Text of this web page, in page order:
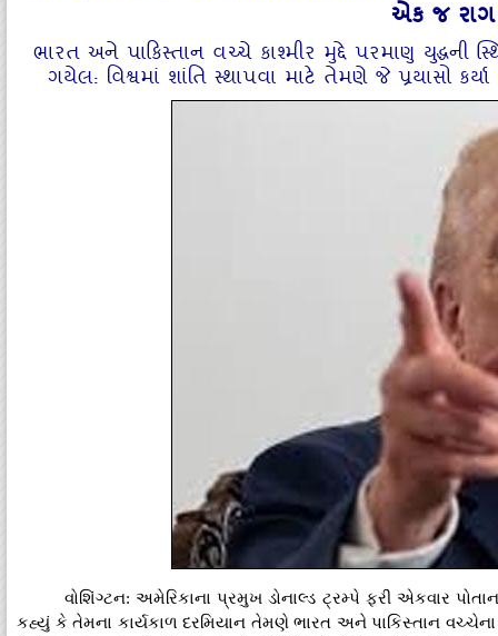
એક જ
ભારત અને પાકિસ્તાન વચ્ચે કાશ્મીર મુદ્દે પરમાણુ યુદ્ધની
ગયેલ: વિશ્વમાં શાંતિ સ્થાપવા માટે તેમણે જે પ્રયાસો
વોશિંગ્ટન: અમેરિકાના પ્રમુખ ડોનાલ્ડ ટ્રમ્પે ફરી એકવાર
કહ્યું કે તેમના કાર્યકાળ દરમિયાન તેમણે ભારત અને પાકિસ્તાન વચ્ચેના